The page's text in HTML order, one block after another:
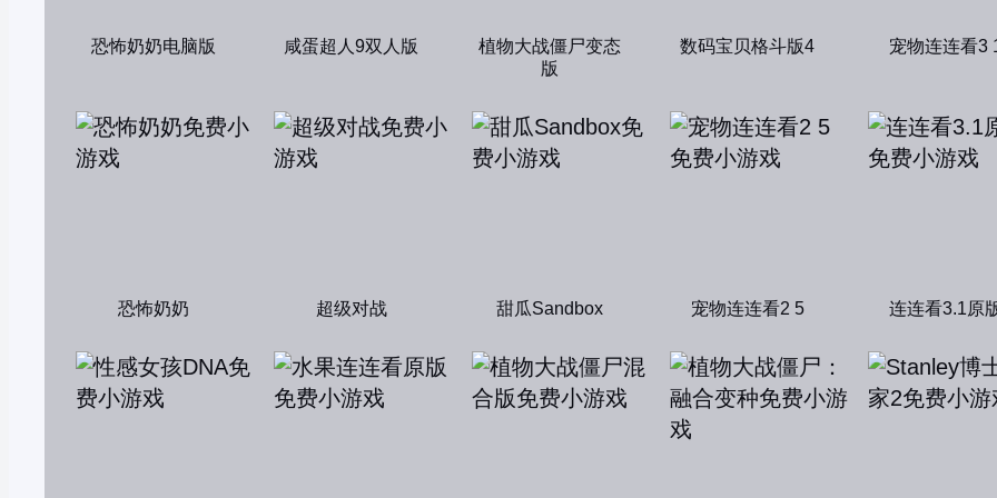
恐怖奶奶电脑版 咸蛋超人9双人版
植物大战僵尸变态
版
数码宝贝格斗版4 宠物连连看3
恐怖奶奶 超级对战 甜瓜Sandbox 宠物连连看2 5 连连看3.1原